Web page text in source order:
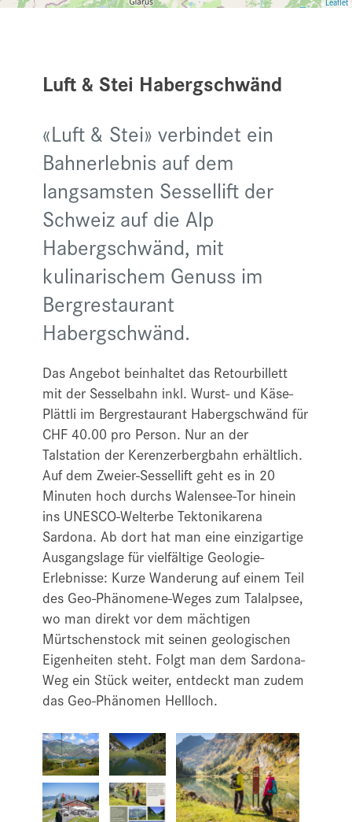
Luft & Stei Habergschwänd
«Luft & Stei» verbindet ein
Bahnerlebnis auf dem
langsamsten Sessellift der
Schweiz auf die Alp
Habergschwänd, mit
kulinarischem Genuss im
Bergrestaurant
Habergschwänd.
Das Angebot beinhaltet das Retourbillett
mit der Sesselbahn inkl. Wurst- und Käse-
Plättli im Bergrestaurant Habergschwänd für
CHF 40.00 pro Person. Nur an der
Talstation der Kerenzerbergbahn erhältlich.
Auf dem Zweier-Sessellift geht es in 20
Minuten hoch durchs Walensee-Tor hinein
ins ­UNESCO-Welterbe Tektonikarena
Sardona. Ab dort hat man eine einzigartige
Ausgangslage für vielfältige Geologie-
Erlebnisse: Kurze Wanderung auf einem Teil
des Geo-Phänomene-Weges zum Talalpsee,
wo man direkt vor dem mächtigen
Mürtschenstock mit seinen geologischen
Eigenheiten steht. Folgt man dem Sardona-
Weg ein Stück weiter, entdeckt man zudem
das Geo-Phänomen Hellloch.